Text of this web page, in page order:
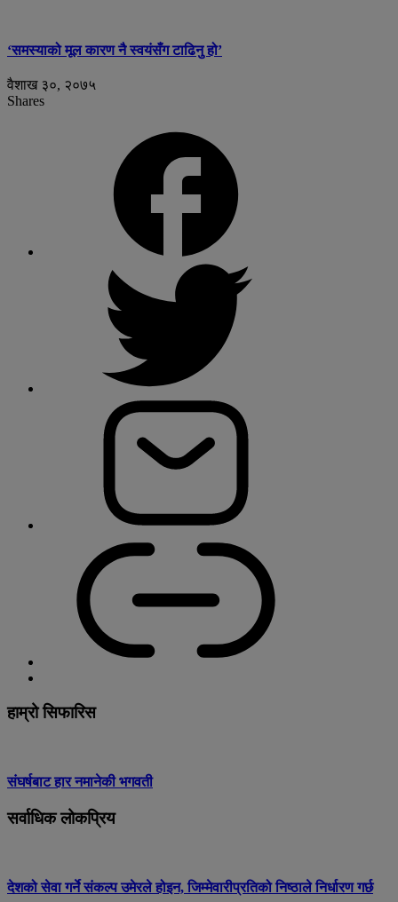
‘समस्याको मूल कारण नै स्वयंसँग टाढिनु हो’
वैशाख ३०, २०७५
Shares
हाम्रो सिफारिस
संघर्षबाट हार नमानेकी भगवती
सर्वाधिक लोकप्रिय
देशको सेवा गर्ने संकल्प उमेरले होइन, जिम्मेवारीप्रतिको निष्ठाले निर्धारण गर्छ